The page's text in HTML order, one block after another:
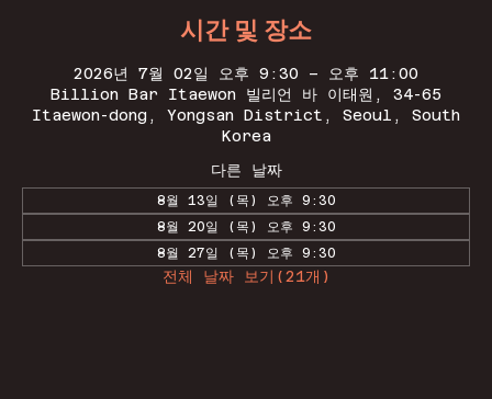
시간 및 장소
2026년 7월 02일 오후 9:30 – 오후 11:00
Billion Bar Itaewon 빌리언 바 이태원, 34-65
Itaewon-dong, Yongsan District, Seoul, South
Korea
다른 날짜
8월 13일 (목) 오후 9:30
8월 20일 (목) 오후 9:30
8월 27일 (목) 오후 9:30
전체 날짜 보기(21개)